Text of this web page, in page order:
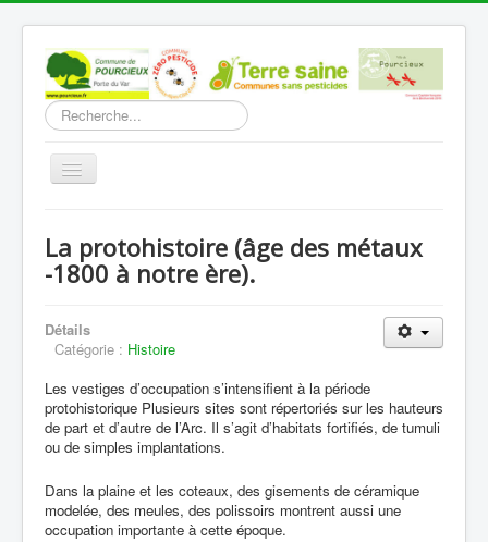
Rechercher
Basculer
Découverte
Vie locale
Communication
Vous êtes ici : Accueil
La protohistoire (âge des métaux
-1800 à notre ère).
Détails
Catégorie : Histoire
Les vestiges d’occupation s’intensifient à la période
protohistorique Plusieurs sites sont répertoriés sur les hauteurs
de part et d’autre de l’Arc. Il s’agit d’habitats fortifiés, de tumuli
ou de simples implantations.
Dans la plaine et les coteaux, des gisements de céramique
modelée, des meules, des polissoirs montrent aussi une
occupation importante à cette époque.